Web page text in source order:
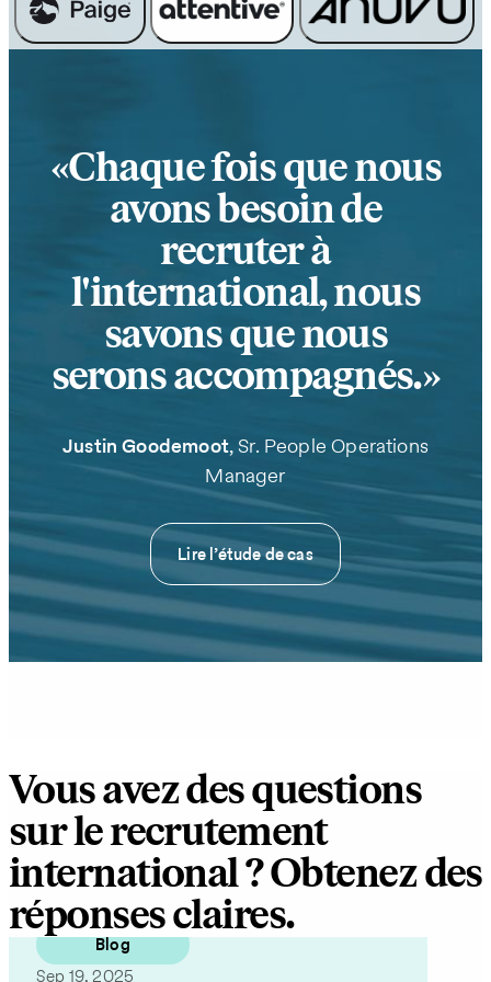
Chaque fois que nous
avons besoin de
recruter à
l'international, nous
savons que nous
serons accompagnés.
Justin Goodemoot, Sr. People Operations
Manager
Lire l’étude de cas
Vous avez des questions
sur le recrutement
international ? Obtenez des
réponses claires.
Blog
Sep 19, 2025